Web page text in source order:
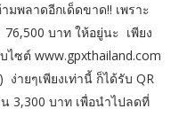
พลาดอีกเด็ดขาด!! เพราะ
บาท ให้อยู่นะ เพียง
ไซต์ www.gpxthailand.com
ายๆเพียงเท่านี้ ก็ได้รับ QR
3,300 บาท เพื่อนำไปลดที่